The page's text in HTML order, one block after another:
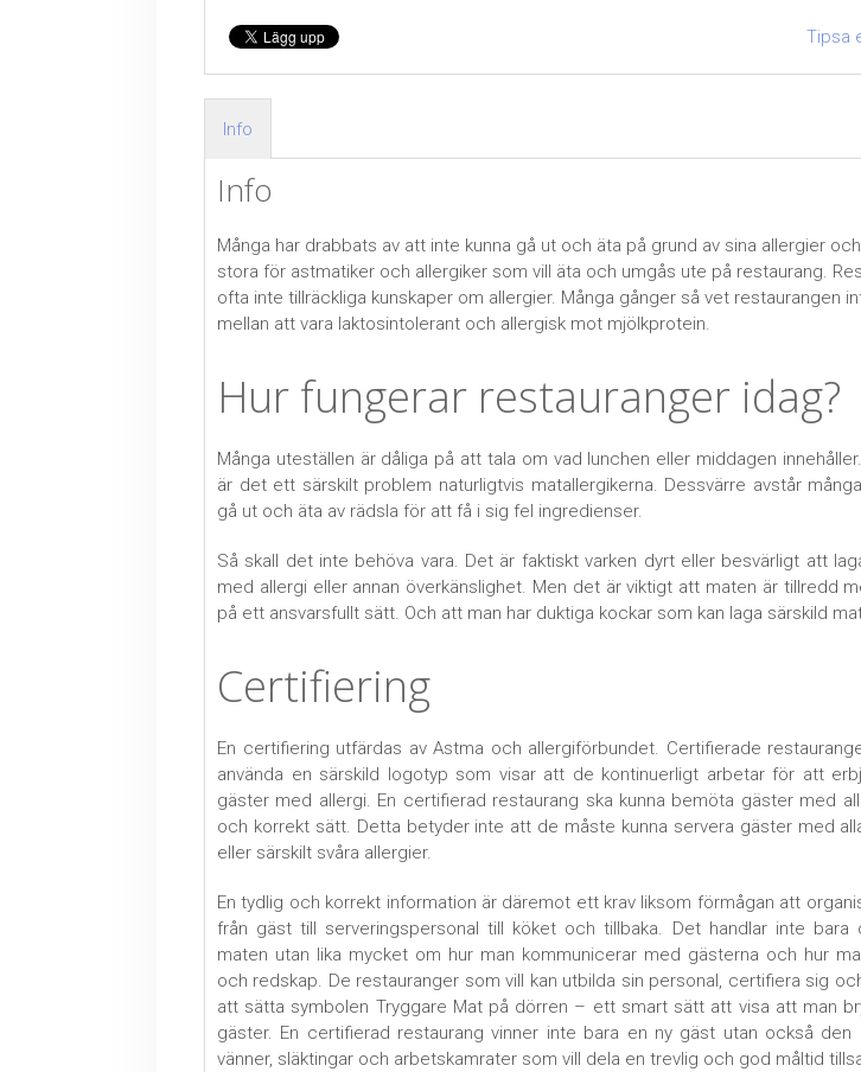
Tipsa
Info
Info
Många har drabbats av att inte kunna gå ut och äta på grund av sina allergier
stora för astmatiker och allergiker som vill äta och umgås ute på restaurang.
ofta inte tillräckliga kunskaper om allergier. Många gånger så vet restaurangen
mellan att vara laktosintolerant och allergisk mot mjölkprotein.
Hur fungerar restauranger idag?
Många uteställen är dåliga på att tala om vad lunchen eller middagen
är det ett särskilt problem naturligtvis matallergikerna. Dessvärre avstår
gå ut och äta av rädsla för att få i sig fel ingredienser.
Så skall det inte behöva vara. Det är faktiskt varken dyrt eller besvärligt att
med allergi eller annan överkänslighet. Men det är viktigt att maten är tillredd
på ett ansvarsfullt sätt. Och att man har duktiga kockar som kan laga särskild
Certifiering
En certifiering utfärdas av Astma och allergiförbundet. Certifierade
använda en särskild logotyp som visar att de kontinuerligt arbetar för att
gäster med allergi. En certifierad restaurang ska kunna bemöta gäster med
och korrekt sätt. Detta betyder inte att de måste kunna servera gäster med
eller särskilt svåra allergier.
En tydlig och korrekt information är däremot ett krav liksom förmågan att
från gäst till serveringspersonal till köket och tillbaka. Det handlar inte bara
maten utan lika mycket om hur man kommunicerar med gästerna och hur
och redskap. De restauranger som vill kan utbilda sin personal, certifiera sig
att sätta symbolen Tryggare Mat på dörren – ett smart sätt att visa att man
gäster. En certifierad restaurang vinner inte bara en ny gäst utan också den
vänner, släktingar och arbetskamrater som vill dela en trevlig och god måltid